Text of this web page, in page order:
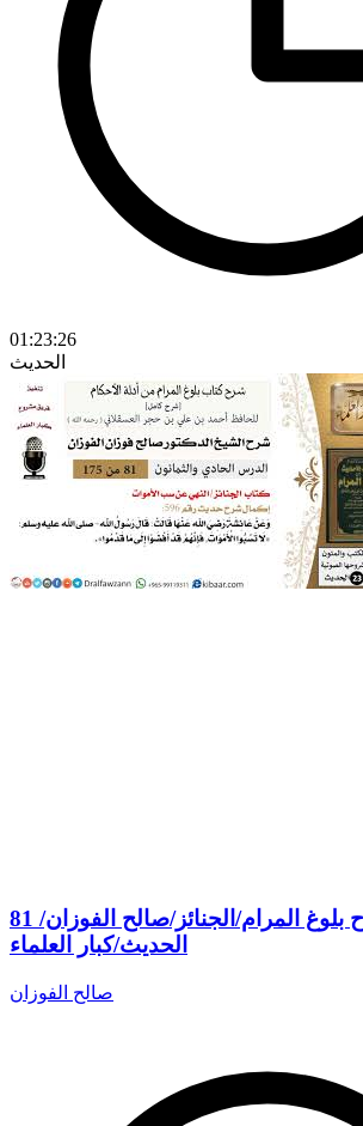
01:23:26
الحديث
81 من 175 /شرح بلوغ المرام/الجنائز/صالح الفوزان/
الحديث/كبار العلماء
صالح الفوزان